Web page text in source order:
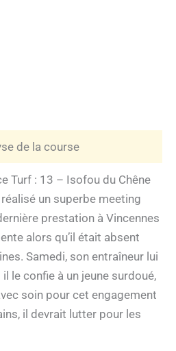
de la course
Turf : 13 – Isofou du Chêne
un superbe meeting
prestation à Vincennes
alors qu’il était absent
Samedi, son entraîneur lui
le confie à un jeune surdoué,
soin pour cet engagement
il devrait lutter pour les